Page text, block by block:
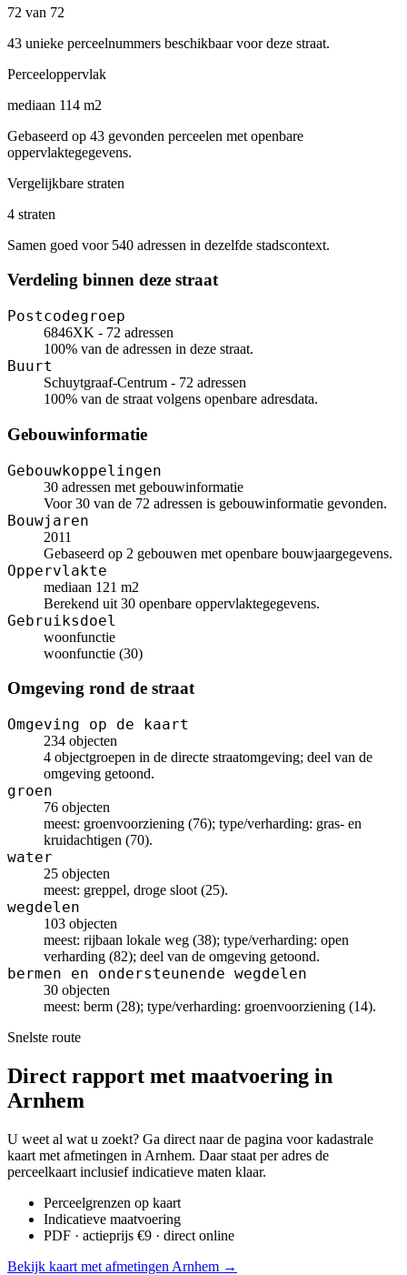
72 van 72
43 unieke perceelnummers beschikbaar voor deze straat.
Perceeloppervlak
mediaan 114 m2
Gebaseerd op 43 gevonden perceelen met openbare
oppervlaktegegevens.
Vergelijkbare straten
4 straten
Samen goed voor 540 adressen in dezelfde stadscontext.
Verdeling binnen deze straat
Postcodegroep
6846XK - 72 adressen
100% van de adressen in deze straat.
Buurt
Schuytgraaf-Centrum - 72 adressen
100% van de straat volgens openbare adresdata.
Gebouwinformatie
Gebouwkoppelingen
30 adressen met gebouwinformatie
Voor 30 van de 72 adressen is gebouwinformatie gevonden.
Bouwjaren
2011
Gebaseerd op 2 gebouwen met openbare bouwjaargegevens.
Oppervlakte
mediaan 121 m2
Berekend uit 30 openbare oppervlaktegegevens.
Gebruiksdoel
woonfunctie
woonfunctie (30)
Omgeving rond de straat
Omgeving op de kaart
234 objecten
4 objectgroepen in de directe straatomgeving; deel van de
omgeving getoond.
groen
76 objecten
meest: groenvoorziening (76); type/verharding: gras- en
kruidachtigen (70).
water
25 objecten
meest: greppel, droge sloot (25).
wegdelen
103 objecten
meest: rijbaan lokale weg (38); type/verharding: open
verharding (82); deel van de omgeving getoond.
bermen en ondersteunende wegdelen
30 objecten
meest: berm (28); type/verharding: groenvoorziening (14).
Snelste route
Direct rapport met maatvoering in
Arnhem
U weet al wat u zoekt? Ga direct naar de pagina voor kadastrale
kaart met afmetingen in Arnhem. Daar staat per adres de
perceelkaart inclusief indicatieve maten klaar.
Perceelgrenzen op kaart
Indicatieve maatvoering
PDF · actieprijs €9 · direct online
Bekijk kaart met afmetingen Arnhem →